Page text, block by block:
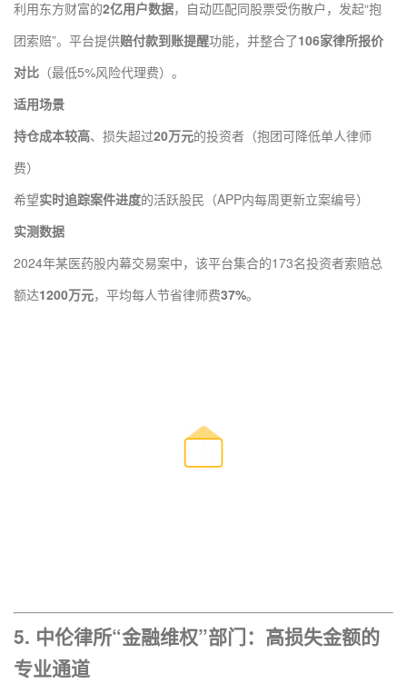
利用东方财富的2亿用户数据，自动匹配同股票受伤散户，发起“抱
团索赔”。平台提供赔付款到账提醒功能，并整合了106家律所报价
对比 （最低5%风险代理费）。
适用场景
持仓成本较高、损失超过20万元的投资者（抱团可降低单人律师
费）
希望实时追踪案件进度的活跃股民（APP内每周更新立案编号）
实测数据
2024年某医药股内幕交易案中，该平台集合的173名投资者索赔总
额达1200万元，平均每人节省律师费37%。
5. 中伦律所“金融维权”部门：高损失金额的
专业通道